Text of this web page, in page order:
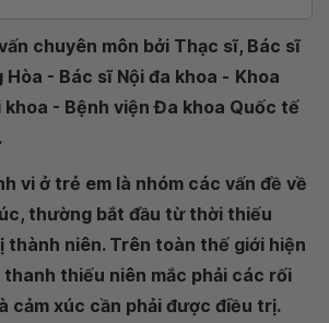
chuyên môn bởi Thạc sĩ, Bác sĩ
Hòa - Bác sĩ Nội đa khoa - Khoa
khoa - Bệnh viện Đa khoa Quốc tế
vi ở trẻ em là nhóm các vấn đề về
thường bắt đầu từ thời thiếu
thành niên. Trên toàn thế giới hiện
thanh thiếu niên mắc phải các rối
cảm xúc cần phải được điều trị.